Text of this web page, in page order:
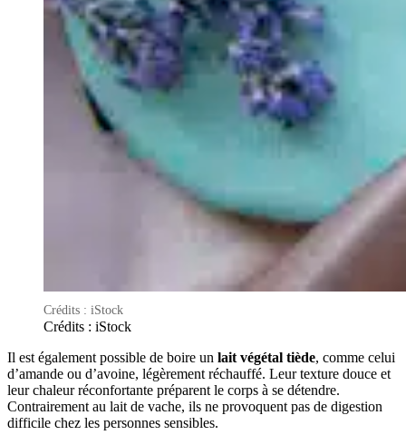
Crédits : iStock
Crédits : iStock
Il est également possible de boire un lait végétal tiède, comme celui
d’amande ou d’avoine, légèrement réchauffé. Leur texture douce et
leur chaleur réconfortante préparent le corps à se détendre.
Contrairement au lait de vache, ils ne provoquent pas de digestion
difficile chez les personnes sensibles.